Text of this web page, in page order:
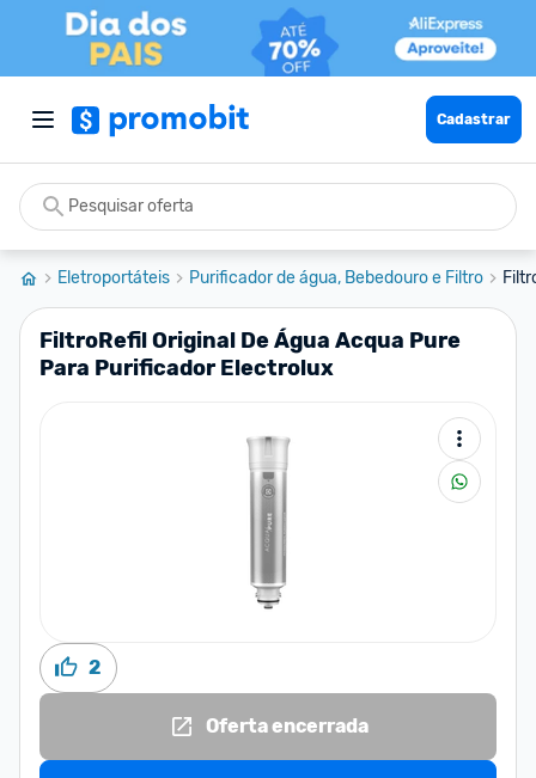
Cadastrar
Eletroportáteis Purificador de água, Bebedouro e Filtro
FiltroRefil Original De Água Acqua Pure
Para Purificador Electrolux
2
Oferta encerrada